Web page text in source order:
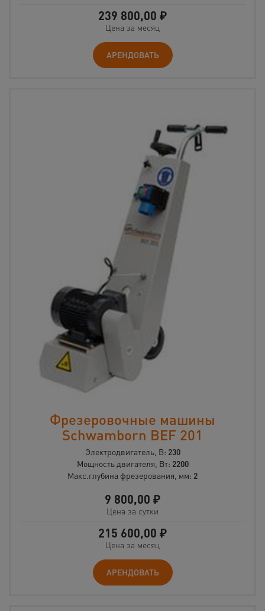
239 800,00 ₽
Цена за месяц
АРЕНДОВАТЬ
Фрезеровочные машины
Schwamborn BEF 201
Электродвигатель, В: 230
Мощность двигателя, Вт: 2200
Макс.глубина фрезерования, мм: 2
9 800,00 ₽
Цена за сутки
215 600,00 ₽
Цена за месяц
АРЕНДОВАТЬ